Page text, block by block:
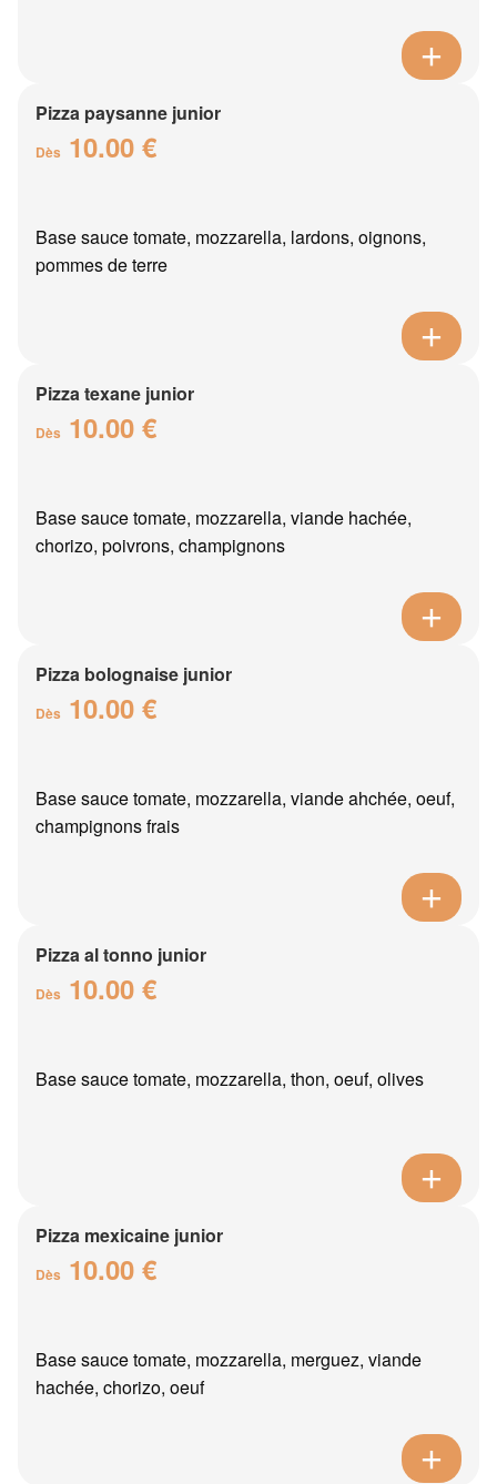
Pizza paysanne junior
Dès 10.00 €
Base sauce tomate, mozzarella, lardons, oignons,
pommes de terre
Pizza texane junior
Dès 10.00 €
Base sauce tomate, mozzarella, viande hachée,
chorizo, poivrons, champignons
Pizza bolognaise junior
Dès 10.00 €
Base sauce tomate, mozzarella, viande ahchée, oeuf,
champignons frais
Pizza al tonno junior
Dès 10.00 €
Base sauce tomate, mozzarella, thon, oeuf, olives
Pizza mexicaine junior
Dès 10.00 €
Base sauce tomate, mozzarella, merguez, viande
hachée, chorizo, oeuf